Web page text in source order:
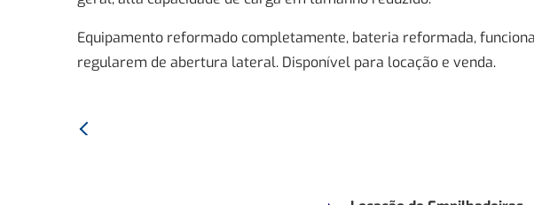
Equipamento reformado completamente, bateria reformada,
regularem de abertura lateral. Disponível para locação e venda.
Anterior: